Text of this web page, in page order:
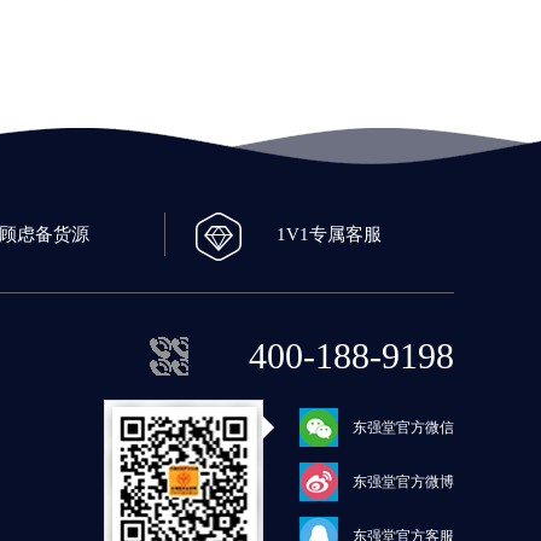
虑备货源 1V1专属客服
400-188-9198
东强堂官方微信
东强堂官方微博
东强堂官方客服